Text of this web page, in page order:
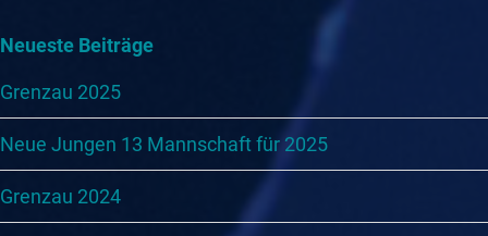
Neueste Beiträge
Grenzau 2025
Neue Jungen 13 Mannschaft für 2025
Grenzau 2024